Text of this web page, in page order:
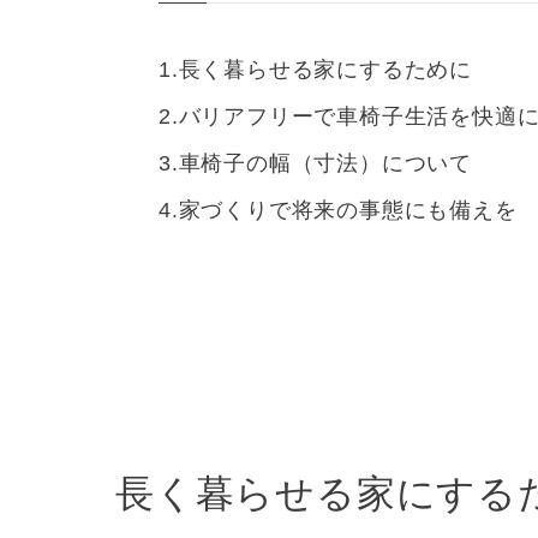
長く暮らせる家にするために
バリアフリーで車椅子生活を快適に
車椅子の幅（寸法）について
家づくりで将来の事態にも備えを
長く暮らせる家にする